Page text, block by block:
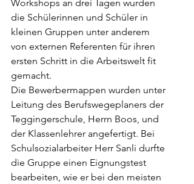
Workshops an drei Tagen wurden
die Schülerinnen und Schüler in
kleinen Gruppen unter anderem
von externen Referenten für ihren
ersten Schritt in die Arbeitswelt fit
gemacht.
Die Bewerbermappen wurden unter
Leitung des Berufswegeplaners der
Teggingerschule, Herrn Boos, und
der Klassenlehrer angefertigt. Bei
Schulsozialarbeiter Herr Sanli durfte
die Gruppe einen Eignungstest
bearbeiten, wie er bei den meisten